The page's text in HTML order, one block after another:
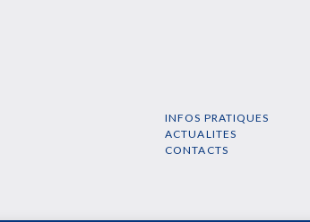
INFOS PRATIQUES
ACTUALITES
CONTACTS